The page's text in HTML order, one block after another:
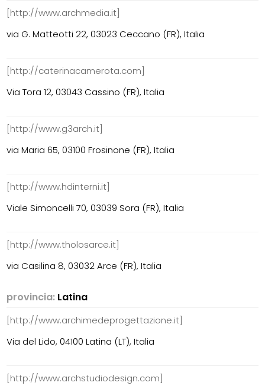
[http://www.archmedia.it]
via G. Matteotti 22, 03023 Ceccano (FR), Italia
[http://caterinacamerota.com]
Via Tora 12, 03043 Cassino (FR), Italia
[http://www.g3arch.it]
via Maria 65, 03100 Frosinone (FR), Italia
[http://www.hdinterni.it]
Viale Simoncelli 70, 03039 Sora (FR), Italia
[http://www.tholosarce.it]
via Casilina 8, 03032 Arce (FR), Italia
provincia: Latina
[http://www.archimedeprogettazione.it]
Via del Lido, 04100 Latina (LT), Italia
[http://www.archstudiodesign.com]